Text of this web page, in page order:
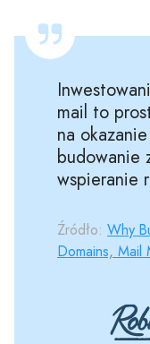
mail to
na
budowanie
wspieranie
Źródło: Why
Domains, Mail